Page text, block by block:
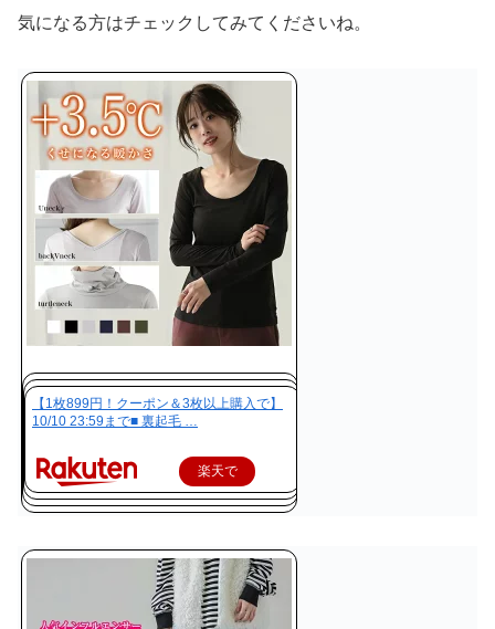
気になる方はチェックしてみてくださいね。
【1枚899円！クーポン＆3枚以上購入で】
10/10 23:59まで■ 裏起毛 …
楽天で
購入